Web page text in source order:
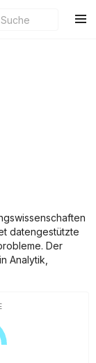
datengestützte
Der
Analytik,